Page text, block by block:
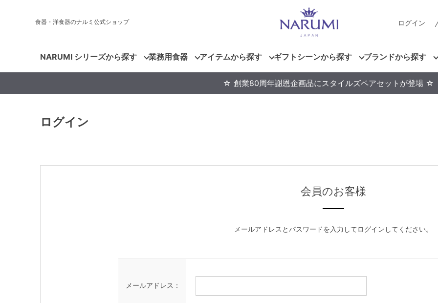
食器・洋食器のナルミ公式ショップ ログイン
NARUMI シリーズから探す 業務用食器 アイテムから探す ギフトシーンから探す ブランドから探す
☆ 創業80周年謝恩企画品にスタイルズペアセットが登場 ☆
ログイン
会員のお客様
メールアドレスとパスワードを入力してログインしてください。
メールアドレス：